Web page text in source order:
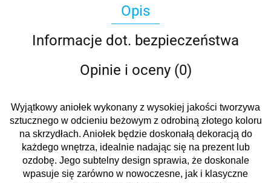
Opis
Informacje dot. bezpieczeństwa
Opinie i oceny (0)
Wyjątkowy aniołek wykonany z wysokiej jakości tworzywa
sztucznego w odcieniu beżowym z odrobiną złotego koloru
na skrzydłach. Aniołek będzie doskonałą dekoracją do
każdego wnętrza, idealnie nadając się na prezent lub
ozdobę. Jego subtelny design sprawia, że doskonale
wpasuje się zarówno w nowoczesne, jak i klasyczne